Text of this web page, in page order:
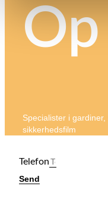
Op
Specialister i
sikkerhedsfilm
Telefon
Send